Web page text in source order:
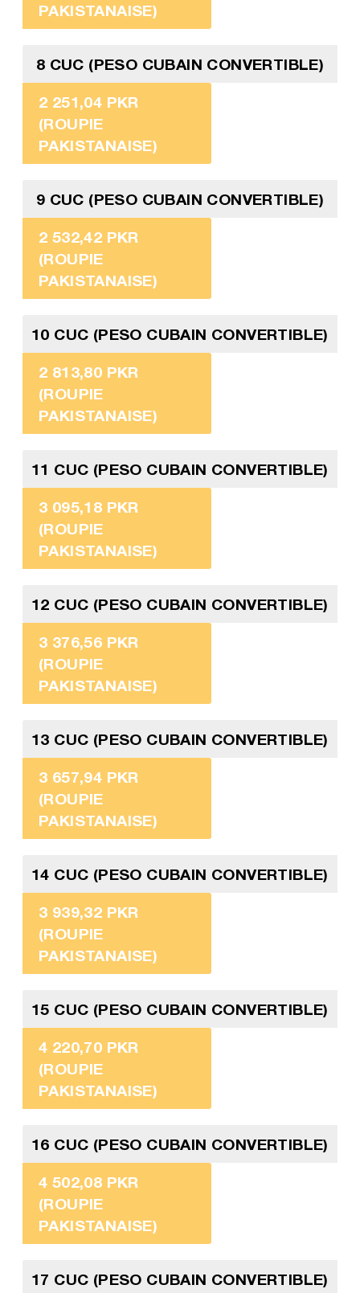
PAKISTANAISE)
8 CUC (PESO CUBAIN CONVERTIBLE)
2 251,04 PKR
(ROUPIE
PAKISTANAISE)
9 CUC (PESO CUBAIN CONVERTIBLE)
2 532,42 PKR
(ROUPIE
PAKISTANAISE)
10 CUC (PESO CUBAIN CONVERTIBLE)
2 813,80 PKR
(ROUPIE
PAKISTANAISE)
11 CUC (PESO CUBAIN CONVERTIBLE)
3 095,18 PKR
(ROUPIE
PAKISTANAISE)
12 CUC (PESO CUBAIN CONVERTIBLE)
3 376,56 PKR
(ROUPIE
PAKISTANAISE)
13 CUC (PESO CUBAIN CONVERTIBLE)
3 657,94 PKR
(ROUPIE
PAKISTANAISE)
14 CUC (PESO CUBAIN CONVERTIBLE)
3 939,32 PKR
(ROUPIE
PAKISTANAISE)
15 CUC (PESO CUBAIN CONVERTIBLE)
4 220,70 PKR
(ROUPIE
PAKISTANAISE)
16 CUC (PESO CUBAIN CONVERTIBLE)
4 502,08 PKR
(ROUPIE
PAKISTANAISE)
17 CUC (PESO CUBAIN CONVERTIBLE)